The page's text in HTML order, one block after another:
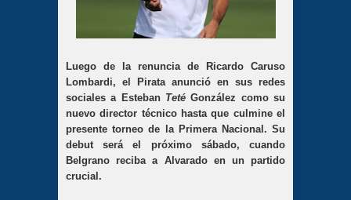
Luego de la renuncia de Ricardo Caruso
Lombardi, el Pirata anunció en sus redes
sociales a Esteban Teté González como su
nuevo director técnico hasta que culmine el
presente torneo de la Primera Nacional. Su
debut será el próximo sábado, cuando
Belgrano reciba a Alvarado en un partido
crucial.